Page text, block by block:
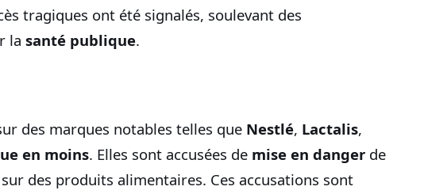
tragiques ont été signalés, soulevant des
la santé publique.
des marques notables telles que Nestlé, Lactalis,
en moins. Elles sont accusées de mise en danger de
des produits alimentaires. Ces accusations sont